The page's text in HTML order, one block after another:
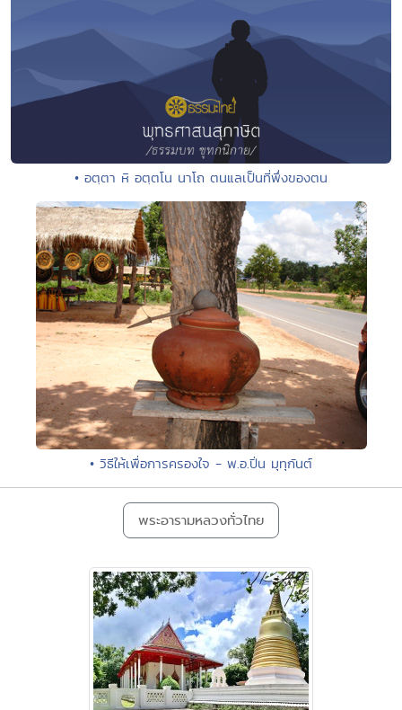
• อตฺตา หิ อตฺตโน นาโถ ตนแลเป็นที่พึ่งของตน
• วิธีให้เพื่อการครองใจ - พ.อ.ปิ่น มุทุกันต์
พระอารามหลวงทั่วไทย